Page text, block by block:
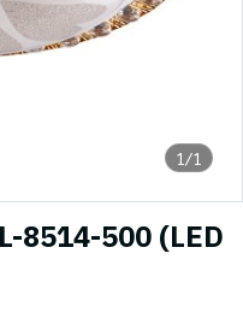
1/1
8514-500 (LED